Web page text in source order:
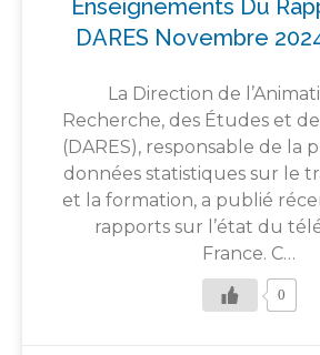
Enseignements Du
DARES Novembre
La Direction de
Recherche, des Études et
(DARES), responsable de la
données statistiques sur le
et la formation, a publié
rapports sur l’état du
France. C…
0